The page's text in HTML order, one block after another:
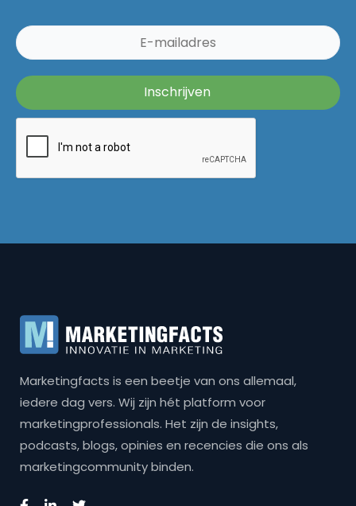
Marketingfacts is een beetje van ons allemaal,
iedere dag vers. Wij zijn hét platform voor
marketingprofessionals. Het zijn de insights,
podcasts, blogs, opinies en recencies die ons als
marketingcommunity binden.